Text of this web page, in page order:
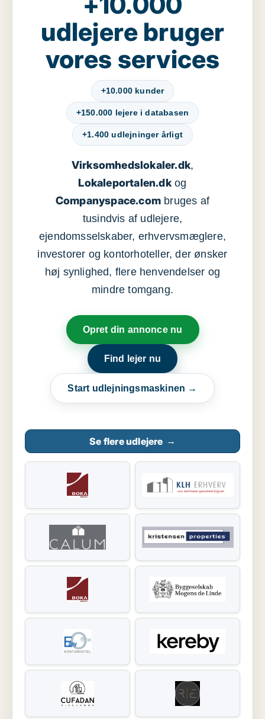
udlejere bruger
vores services
+10.000 kunder
+150.000 lejere i databasen
+1.400 udlejninger årligt
Virksomhedslokaler.dk,
Lokaleportalen.dkog
Companyspace.com bruges af
tusindvis af udlejere,
ejendomsselskaber, erhvervsmæglere,
investorer og kontorhoteller, der ønsker
høj synlighed, flere henvendelser og
mindre tomgang.
Opret din annonce nu
Find lejer nu
Start udlejningsmaskinen →
Se flere udlejere →